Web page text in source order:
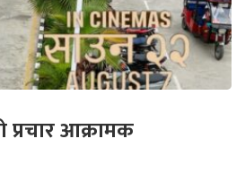
प्रचार आक्रामक